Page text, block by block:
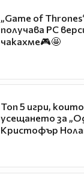
„Game of
получава PC
чакахме🎮🤩
Топ 5 игри,
усещането за
Кристофър